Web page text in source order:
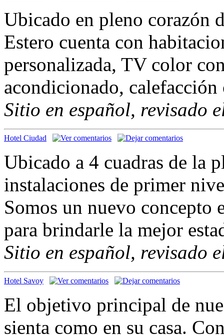
Ubicado en pleno corazón
Estero cuenta con
personalizada, TV color
acondicionado,
Sitio en español, revisado
Hotel Ciudad
Ubicado a 4 cuadras de la
instalaciones de primer
Somos un nuevo concepto
para brindarle la mejor
Sitio en español, revisado
Hotel Savoy
El objetivo principal de
sienta como en su casa.